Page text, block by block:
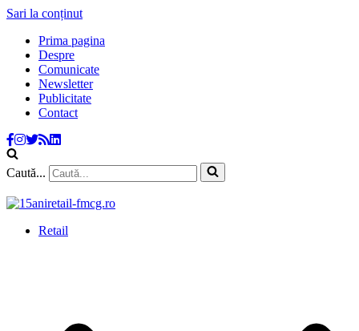
Sari la conținut
Prima pagina
Despre
Comunicate
Newsletter
Publicitate
Contact
Caută...
Retail